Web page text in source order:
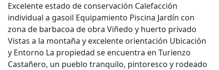
Excelente estado de conservación Calefacción
individual a gasoil Equipamiento Piscina Jardín con
zona de barbacoa de obra Viñedo y huerto privado
Vistas a la montaña y excelente orientación Ubicación
y Entorno La propiedad se encuentra en Turienzo
Castañero, un pueblo tranquilo, pintoresco y rodeado